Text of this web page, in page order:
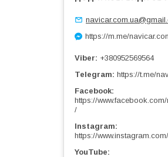
https://m.me/
Viber
+380952569564
Telegram https://t.me/
Facebook
https://
/
Instagram
https://
YouTube